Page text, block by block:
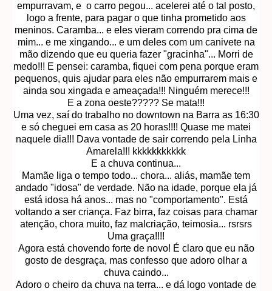
empurravam, e o carro pegou... acelerei até o tal posto,
logo a frente, para pagar o que tinha prometido aos
meninos. Caramba... e eles vieram correndo pra cima de
mim... e me xingando... e um deles com um canivete na
mão dizendo que eu queria fazer "gracinha"... Morri de
medo!!! E pensei: caramba, fiquei com pena porque eram
pequenos, quis ajudar para eles não empurrarem mais e
ainda sou xingada e ameaçada!!! Ninguém merece!!!
E a zona oeste????? Se mata!!!
Uma vez, saí do trabalho no downtown na Barra as 16:30
e só cheguei em casa as 20 horas!!!! Quase me matei
naquele dia!!! Dava vontade de sair correndo pela Linha
Amarela!!! kkkkkkkkkkk
E a chuva continua...
Mamãe liga o tempo todo... chora... aliás, mamãe tem
andado "idosa" de verdade. Não na idade, porque ela já
está idosa há anos... mas no "comportamento". Está
voltando a ser criança. Faz birra, faz coisas para chamar
atenção, chora muito, faz malcriação, teimosia... rsrsrs
Uma graça!!!!
Agora está chovendo forte de novo! É claro que eu não
gosto de desgraça, mas confesso que adoro olhar a
chuva caindo...
Adoro o cheiro da chuva na terra... e dá logo vontade de